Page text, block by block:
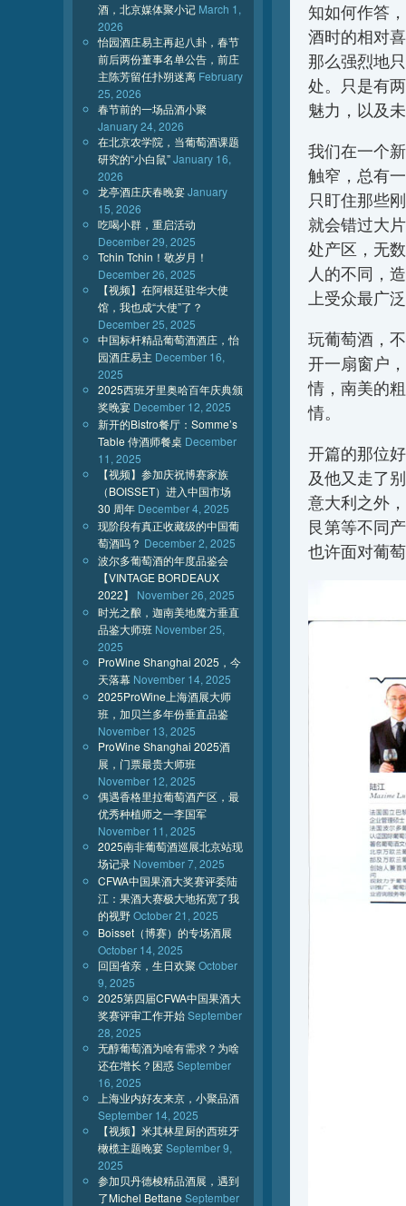
知如何作答
酒时的相对
那么强烈地
处。只是有
魅力，以及
我们在一个
触窄，总有
只盯住那些
就会错过大
处产区，无
人的不同，
上受众最广
玩葡萄酒，
开一扇窗户
情，南美的
情。
开篇的那位
及他又走了
意大利之外
艮第等不同
也许面对葡
酒，北京媒体聚小记 March 1,
2026
怡园酒庄易主再起八卦，春节
前后两份董事名单公告，前庄
主陈芳留任扑朔迷离 February
25, 2026
春节前的一场品酒小聚
January 24, 2026
在北京农学院，当葡萄酒课题
研究的“小白鼠”January 16,
2026
龙亭酒庄庆春晚宴January
15, 2026
吃喝小群，重启活动
December 29, 2025
Tchin Tchin！敬岁月！
December 26, 2025
【视频】在阿根廷驻华大使
馆，我也成“大使”了？
December 25, 2025
中国标杆精品葡萄酒酒庄，怡
园酒庄易主 December 16,
2025
2025西班牙里奥哈百年庆典颁
奖晚宴 December 12, 2025
新开的Bistro餐厅：Somme’s
Table 侍酒师餐桌 December
11, 2025
【视频】参加庆祝博赛家族
（BOISSET）进入中国市场
30 周年 December 4, 2025
现阶段有真正收藏级的中国葡
萄酒吗？ December 2, 2025
波尔多葡萄酒的年度品鉴会
【VINTAGE BORDEAUX
2022】
November 26, 2025
时光之酿，迦南美地魔方垂直
品鉴大师班 November 25,
2025
ProWine Shanghai 2025，今
天落幕 November 14, 2025
2025ProWine上海酒展大师
班，加贝兰多年份垂直品鉴
November 13, 2025
ProWine Shanghai 2025酒
展，门票最贵大师班
November 12, 2025
偶遇香格里拉葡萄酒产区，最
优秀种植师之一李国军
November 11, 2025
2025南非葡萄酒巡展北京站现
场记录 November 7, 2025
CFWA中国果酒大奖赛评委陆
江：果酒大赛极大地拓宽了我
的视野October 21, 2025
Boisset（博赛）的专场酒展
October 14, 2025
回国省亲，生日欢聚 October
9, 2025
2025第四届CFWA中国果酒大
奖赛评审工作开始September
28, 2025
无醇葡萄酒为啥有需求？为啥
还在增长？困惑September
16, 2025
上海业内好友来京，小聚品酒
September 14, 2025
【视频】米其林星厨的西班牙
橄榄主题晚宴September 9,
2025
参加贝丹德梭精品酒展，遇到
了Michel Bettane September